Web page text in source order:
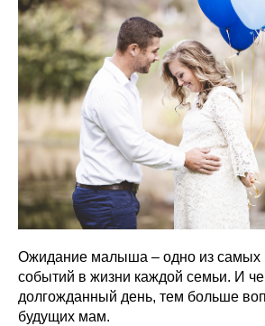
Ожидание малыша – одно из самых
событий в жизни каждой семьи. И
долгожданный день, тем больше
будущих мам.